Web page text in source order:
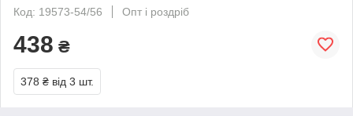
Код: 19573-54/56
Опт і роздріб
438 ₴
378 ₴ від 3 шт.